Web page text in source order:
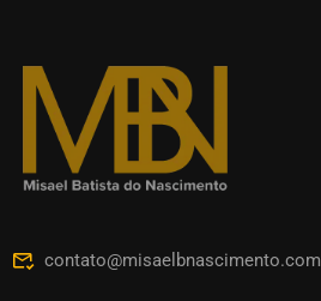
contato@misaelbnascimento.com